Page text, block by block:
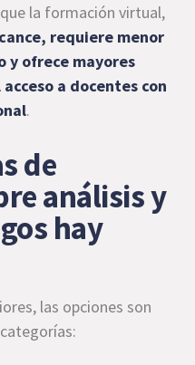
la formación virtual,
requiere menor
y ofrece mayores
a docentes con
.
de
análisis y
hay
las opciones son